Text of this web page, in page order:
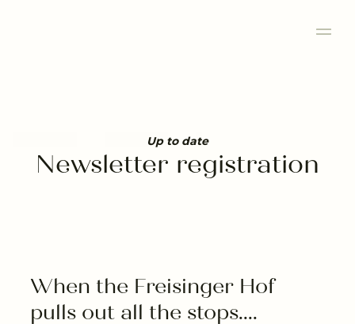
---
Up to date
Newsletter registration
When the Freisinger Hof
pulls out all the stops....